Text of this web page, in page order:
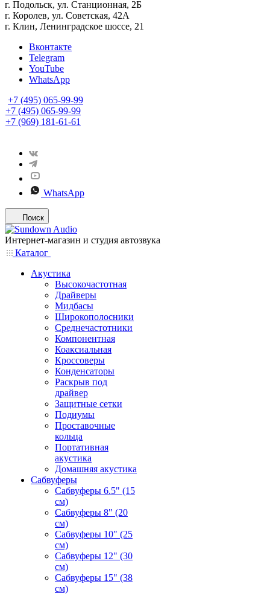
г. Подольск, ул. Станционная, 2Б
г. Королев, ул. Советская, 42А
г. Клин, Ленинградское шоссе, 21
Вконтакте
Telegram
YouTube
WhatsApp
+7 (495) 065-99-99
+7 (495) 065-99-99
+7 (969) 181-61-61
WhatsApp
Поиск
Интернет-магазин и студия автозвука
Каталог
Акустика
Высокочастотная
Драйверы
Мидбасы
Широкополосники
Среднечастотники
Компонентная
Коаксиальная
Кроссоверы
Конденсаторы
Раскрыв под
драйвер
Защитные сетки
Подиумы
Проставочные
кольца
Портативная
акустика
Домашняя акустика
Сабвуферы
Сабвуферы 6.5" (15
см)
Сабвуферы 8" (20
см)
Сабвуферы 10" (25
см)
Сабвуферы 12" (30
см)
Сабвуферы 15" (38
см)